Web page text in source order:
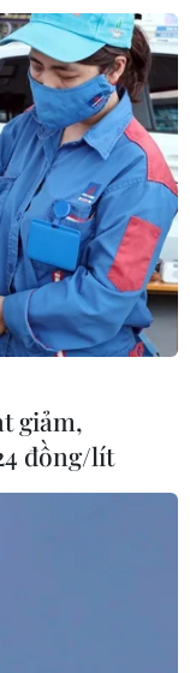
giảm,
đồng/lít